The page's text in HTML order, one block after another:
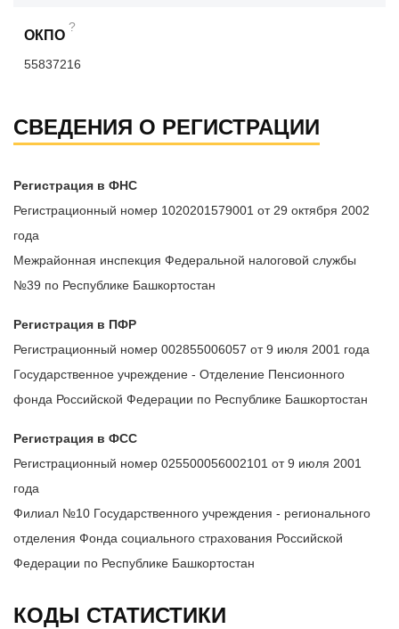
ОКПО
?
55837216
СВЕДЕНИЯ О РЕГИСТРАЦИИ
Регистрация в ФНС
Регистрационный номер 1020201579001 от 29 октября 2002
года
Межрайонная инспекция Федеральной налоговой службы
№39 по Республике Башкортостан
Регистрация в ПФР
Регистрационный номер 002855006057 от 9 июля 2001 года
Государственное учреждение - Отделение Пенсионного
фонда Российской Федерации по Республике Башкортостан
Регистрация в ФСС
Регистрационный номер 025500056002101 от 9 июля 2001
года
Филиал №10 Государственного учреждения - регионального
отделения Фонда социального страхования Российской
Федерации по Республике Башкортостан
КОДЫ СТАТИСТИКИ